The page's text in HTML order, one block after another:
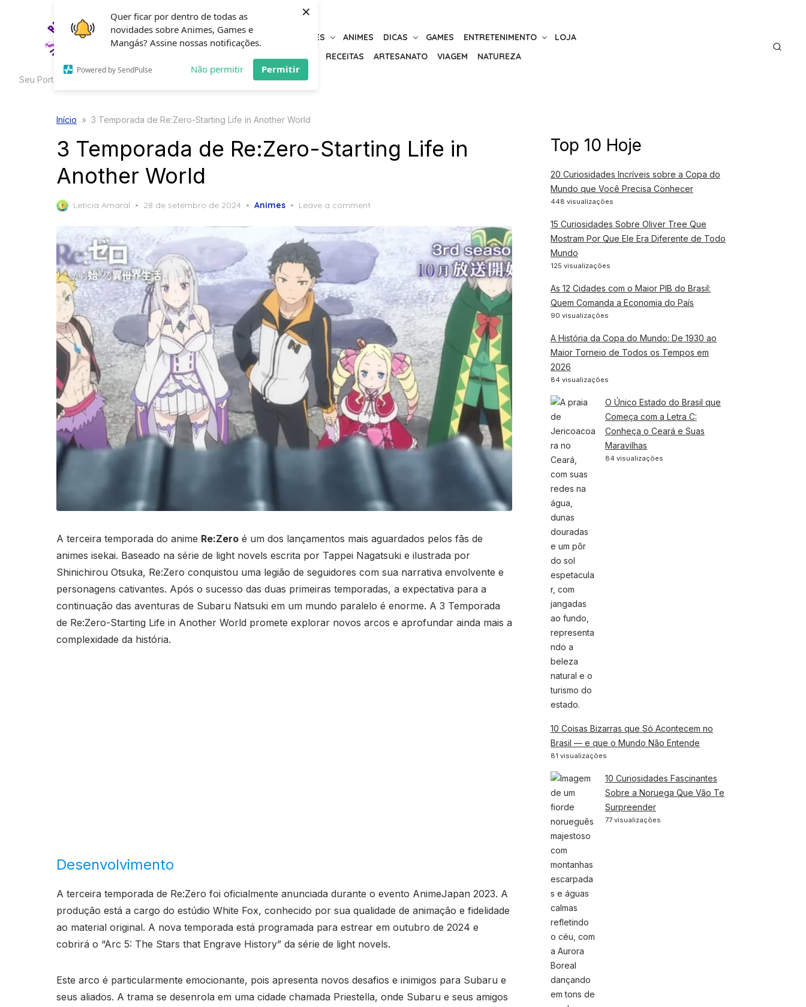
Quer ficar por dentro de todas as
novidades sobre Animes, Games e
Mangás? Assine nossas notificações.
Powered by SendPulse Não permitir Permitir
×
Seu Portal de Curiosidades
HOME CURIOSIDADES ANIMES DICAS GAMES ENTRETENIMENTO
LOJA
BELEZA
RECEITAS ARTESANATO VIAGEM NATUREZA
Início » 3 Temporada de Re:Zero-Starting Life in Another World
3 Temporada de Re:Zero-Starting Life in
Another World
Leticia Amaral
Posted
28 de setembro de 2024 Animes Leave a comment
A terceira temporada do anime Re:Zero é um dos lançamentos mais aguardados pelos fãs de
animes isekai. Baseado na série de light novels escrita por Tappei Nagatsuki e ilustrada por
Shinichirou Otsuka, Re:Zero conquistou uma legião de seguidores com sua narrativa envolvente e
personagens cativantes. Após o sucesso das duas primeiras temporadas, a expectativa para a
continuação das aventuras de Subaru Natsuki em um mundo paralelo é enorme. A 3 Temporada
de Re:Zero-Starting Life in Another World promete explorar novos arcos e aprofundar ainda mais a
complexidade da história.
Desenvolvimento
A terceira temporada de Re:Zero foi oficialmente anunciada durante o evento AnimeJapan 2023. A
produção está a cargo do estúdio White Fox, conhecido por sua qualidade de animação e fidelidade
ao material original. A nova temporada está programada para estrear em outubro de 2024 e
cobrirá o “Arc 5: The Stars that Engrave History” da série de light novels.
Este arco é particularmente emocionante, pois apresenta novos desafios e inimigos para Subaru e
seus aliados. A trama se desenrola em uma cidade chamada Priestella, onde Subaru e seus amigos
Top 10 Hoje
20 Curiosidades Incríveis sobre a Copa do
Mundo que Você Precisa Conhecer
448 visualizações
15 Curiosidades Sobre Oliver Tree Que
Mostram Por Que Ele Era Diferente de Todo
Mundo
125 visualizações
As 12 Cidades com o Maior PIB do Brasil:
Quem Comanda a Economia do País
90 visualizações
A História da Copa do Mundo: De 1930 ao
Maior Torneio de Todos os Tempos em
2026
84 visualizações
O Único Estado do Brasil que
Começa com a Letra C:
Conheça o Ceará e Suas
Maravilhas
84 visualizações
10 Coisas Bizarras que Só Acontecem no
Brasil — e que o Mundo Não Entende
81 visualizações
10 Curiosidades Fascinantes
Sobre a Noruega Que Vão Te
Surpreender
77 visualizações